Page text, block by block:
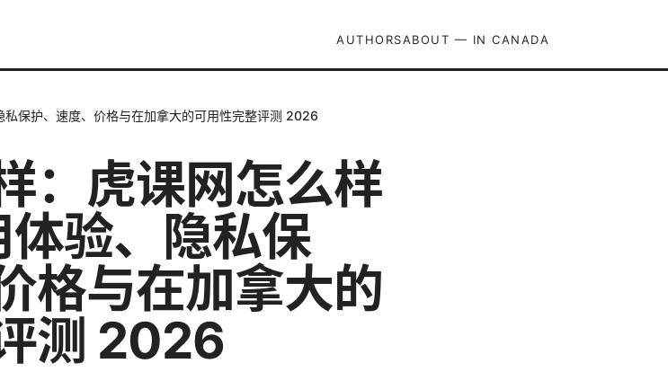
AUTHORSABOUT — IN CANADA
保护、速度、价格与在加拿大的可用性完整评测 2026
：虎课网怎么样
验、隐私保
格与在加拿大的
测 2026